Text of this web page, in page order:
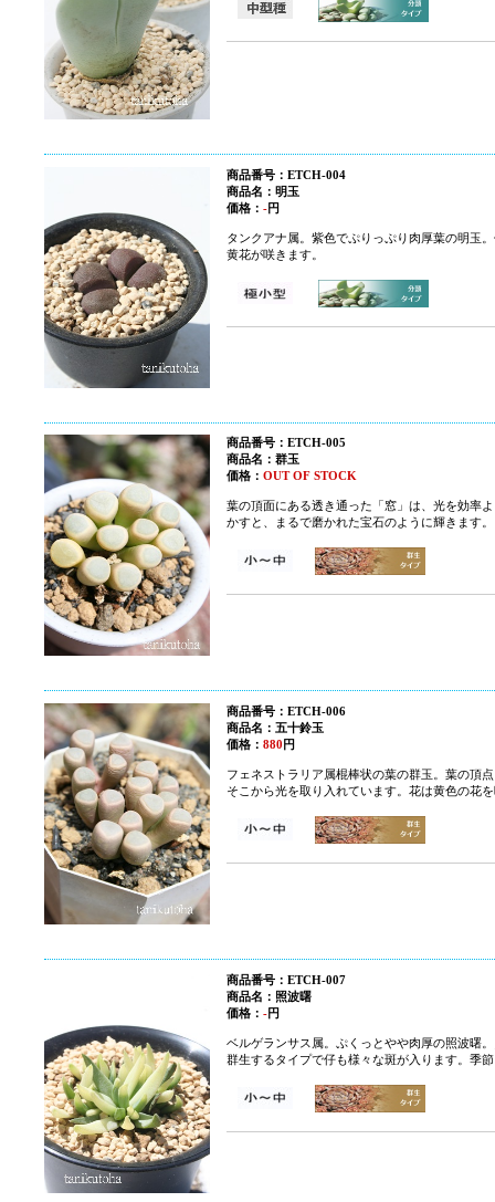
商品番号：ETCH-004
商品名： 明玉
価格： -円
タンクアナ属。紫色でぷりっぷり肉厚葉の明玉
黄花が咲きます。
商品番号：ETCH-005
商品名： 群玉
価格： OUT OF STOCK
葉の頂面にある透き通った「窓」は、光を効率
かすと、まるで磨かれた宝石のように輝きます。
商品番号：ETCH-006
商品名： 五十鈴玉
価格： 880 円
フェネストラリア属棍棒状の葉の群玉。葉の頂
そこから光を取り入れています。花は黄色の花
商品番号：ETCH-007
商品名：照波曙
価格： -円
ベルゲランサス属。ぷくっとやや肉厚の照波曙
群生するタイプで仔も様々な斑が入ります。季